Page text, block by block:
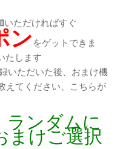
いただければすぐ
ンをゲットできま
たします
いただいた後、おまけ機
えてください、こちらが
ランダムに
まけご選択